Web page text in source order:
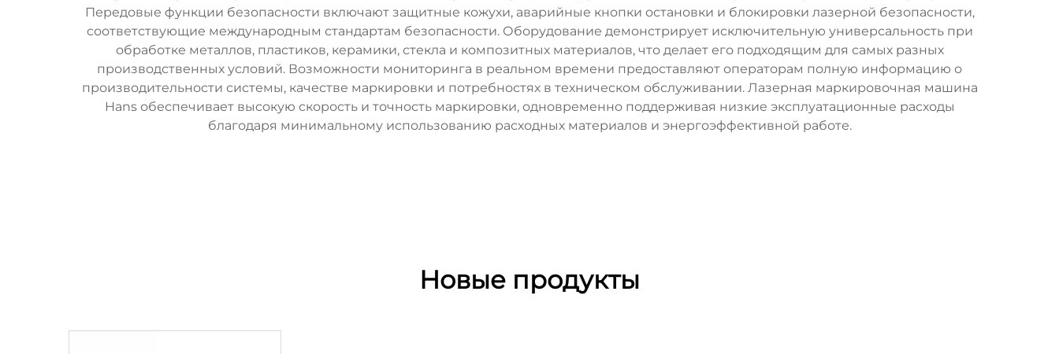
Передовые функции безопасности включают защитные кожухи, аварийные кнопки остановки и блокировки лазерной безопасности,
соответствующие международным стандартам безопасности. Оборудование демонстрирует исключительную универсальность при
обработке металлов, пластиков, керамики, стекла и композитных материалов, что делает его подходящим для самых разных
производственных условий. Возможности мониторинга в реальном времени предоставляют операторам полную информацию о
производительности системы, качестве маркировки и потребностях в техническом обслуживании. Лазерная маркировочная машина
Hans обеспечивает высокую скорость и точность маркировки, одновременно поддерживая низкие эксплуатационные расходы
благодаря минимальному использованию расходных материалов и энергоэффективной работе.
Новые продукты